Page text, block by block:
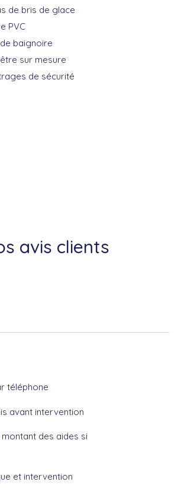
de bris de glace
PVC
baignoire
sur mesure
de sécurité
avis clients
téléphone
avant intervention
des aides si
et intervention